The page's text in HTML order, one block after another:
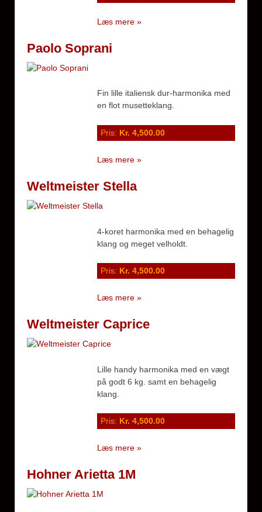
Læs mere »
Paolo Soprani
Fin lille italiensk dur-harmonika med
en flot musetteklang.
Pris: Kr. 4,500.00
Læs mere »
Weltmeister Stella
4-koret harmonika med en behagelig
klang og meget velholdt.
Pris: Kr. 4,500.00
Læs mere »
Weltmeister Caprice
Lille handy harmonika med en vægt
på godt 6 kg. samt en behagelig
klang.
Pris: Kr. 4,500.00
Læs mere »
Hohner Arietta 1M